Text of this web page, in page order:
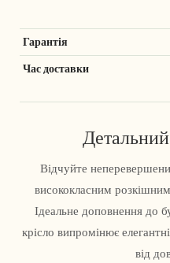
Гарантія
Час доставки
Відчуйте
висококласним
Ідеальне доповнення до
крісло випромінює
від